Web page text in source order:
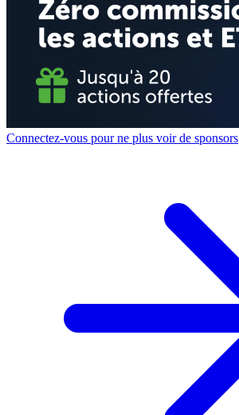
Connectez-vous pour ne plus voir de sponsors